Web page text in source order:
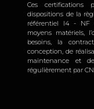
Ces certifications
dispositions de la
référentiel I4 - NF
moyens matériels,
besoins, la
conception, de
maintenance et
régulièrement par